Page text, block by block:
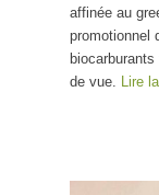
affinée au
promotionnel
de vue. Lire